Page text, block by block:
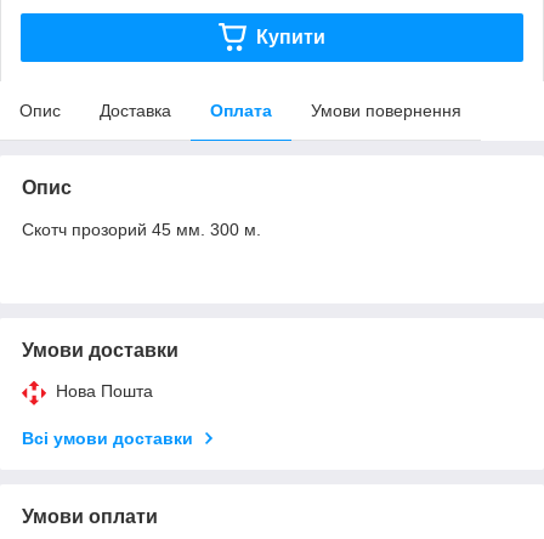
Купити
Опис Доставка Оплата Умови повернення
Опис
Скотч прозорий 45 мм. 300 м.
Умови доставки
Нова Пошта
Всі умови доставки
Умови оплати